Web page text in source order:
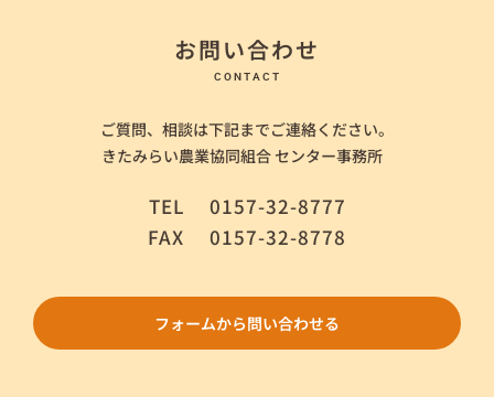
お問い合わせ
CONTACT
ご質問、相談は下記までご連絡ください。
きたみらい農業協同組合 センター事務所
TEL 0157-32-8777
FAX 0157-32-8778
フォームから問い合わせる